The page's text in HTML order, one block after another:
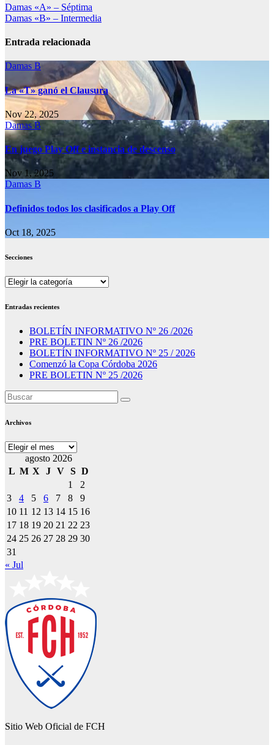
Navegación
de
entradas
Damas «A» – Séptima
Damas «B» – Intermedia
Entrada relacionada
Damas B
La «T» ganó el Clausura
Nov 22, 2025
Damas B
En juego Play Off e instancia de descenso
Nov 1, 2025
Damas B
Definidos todos los clasificados a Play Off
Oct 18, 2025
Secciones
Secciones
Entradas recientes
BOLETÍN INFORMATIVO Nº 26 /2026
PRE BOLETIN Nº 26 /2026
BOLETÍN INFORMATIVO Nº 25 / 2026
Comenzó la Copa Córdoba 2026
PRE BOLETIN Nº 25 /2026
Archivos
Archivos
agosto 2026
L M X J V S D
1
2
3
4 5 6 7 8
9
10 11 12 13 14 15 16
17 18 19 20 21 22 23
24 25 26 27 28 29 30
31
« Jul
Sitio Web Oficial de FCH